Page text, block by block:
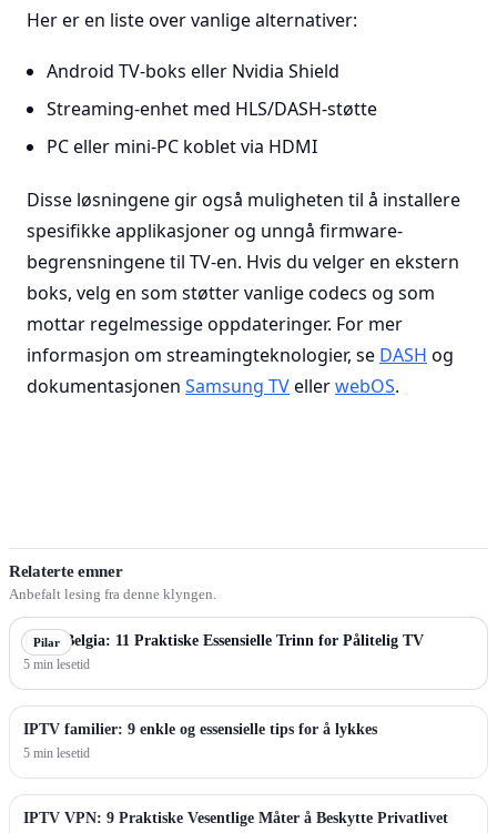
Her er en liste over vanlige alternativer:
Android TV-boks eller Nvidia Shield
Streaming-enhet med HLS/DASH-støtte
PC eller mini-PC koblet via HDMI
Disse løsningene gir også muligheten til å installere
spesifikke applikasjoner og unngå firmware-
begrensningene til TV-en. Hvis du velger en ekstern
boks, velg en som støtter vanlige codecs og som
mottar regelmessige oppdateringer. For mer
informasjon om streamingteknologier, se DASH og
dokumentasjonen Samsung TVellerwebOS.
Relaterte emner
Anbefalt lesing fra denne klyngen.
Pilar
IPTV Belgia: 11 Praktiske Essensielle Trinn for Pålitelig TV
5 min lesetid
IPTV familier: 9 enkle og essensielle tips for å lykkes
5 min lesetid
IPTV VPN: 9 Praktiske Vesentlige Måter å Beskytte Privatlivet